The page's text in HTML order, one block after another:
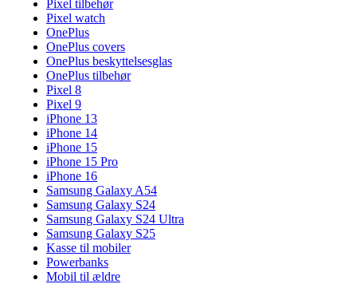
Pixel tilbehør
Pixel watch
OnePlus
OnePlus covers
OnePlus beskyttelsesglas
OnePlus tilbehør
Pixel 8
Pixel 9
iPhone 13
iPhone 14
iPhone 15
iPhone 15 Pro
iPhone 16
Samsung Galaxy A54
Samsung Galaxy S24
Samsung Galaxy S24 Ultra
Samsung Galaxy S25
Kasse til mobiler
Powerbanks
Mobil til ældre